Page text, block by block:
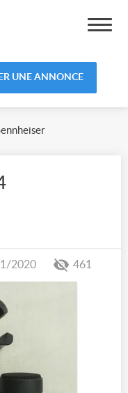
UNE ANNONCE
2020 461